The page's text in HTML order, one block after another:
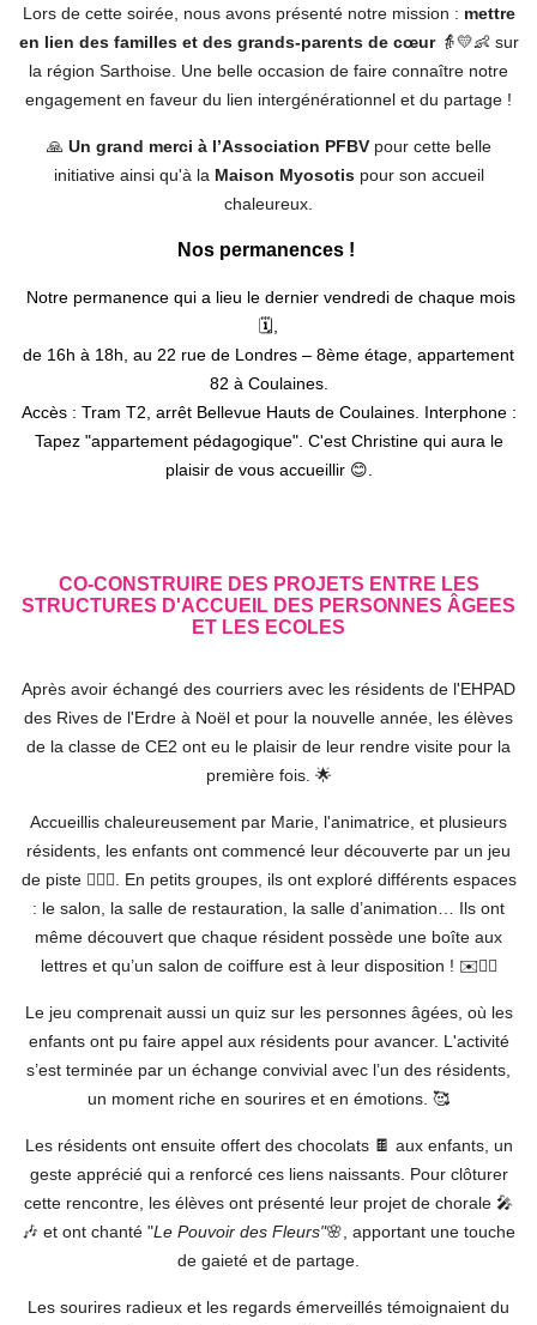
Lors de cette soirée, nous avons présenté notre mission : mettre
en lien des familles et des grands-parents de cœur👵💛👶 sur
la région Sarthoise. Une belle occasion de faire connaître notre
engagement en faveur du lien intergénérationnel et du partage !
🙏 Un grand merci à l’Association PFBVpour cette belle
initiative ainsi qu'à la Maison Myosotispour son accueil
chaleureux.
Nos permanences !
Notre permanence qui a lieu le dernier vendredi de chaque mois
🗓️,
de 16h à 18h, au 22 rue de Londres – 8ème étage, appartement
82 à Coulaines.
Accès : Tram T2, arrêt Bellevue Hauts de Coulaines. Interphone :
Tapez "appartement pédagogique". C'est Christine qui aura le
plaisir de vous accueillir 😊.
CO-CONSTRUIRE DES PROJETS ENTRE LES
STRUCTURES D'ACCUEIL DES PERSONNES ÂGEES
ET LES ECOLES
Après avoir échangé des courriers avec les résidents de l'EHPAD
des Rives de l'Erdre à Noël et pour la nouvelle année, les élèves
de la classe de CE2 ont eu le plaisir de leur rendre visite pour la
première fois. 🌟
Accueillis chaleureusement par Marie, l'animatrice, et plusieurs
résidents, les enfants ont commencé leur découverte par un jeu
de piste 🕵️‍♂️💡. En petits groupes, ils ont exploré différents espaces
: le salon, la salle de restauration, la salle d’animation… Ils ont
même découvert que chaque résident possède une boîte aux
lettres et qu’un salon de coiffure est à leur disposition ! ✉️💇‍♂️
Le jeu comprenait aussi un quiz sur les personnes âgées, où les
enfants ont pu faire appel aux résidents pour avancer. L'activité
s’est terminée par un échange convivial avec l’un des résidents,
un moment riche en sourires et en émotions. 🥰
Les résidents ont ensuite offert des chocolats 🍫 aux enfants, un
geste apprécié qui a renforcé ces liens naissants. Pour clôturer
cette rencontre, les élèves ont présenté leur projet de chorale 🎤
🎶 et ont chanté "Le Pouvoir des Fleurs"🌸, apportant une touche
de gaieté et de partage.
Les sourires radieux et les regards émerveillés témoignaient du